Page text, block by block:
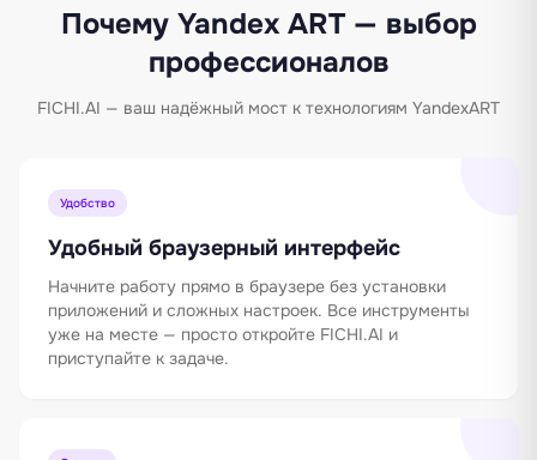
Почему Yandex ART — выбор
профессионалов
FICHI.AI — ваш надёжный мост к технологиям YandexART
Удобство
Удобный браузерный интерфейс
Начните работу прямо в браузере без установки
приложений и сложных настроек. Все инструменты
уже на месте — просто откройте FICHI.AI и
приступайте к задаче.